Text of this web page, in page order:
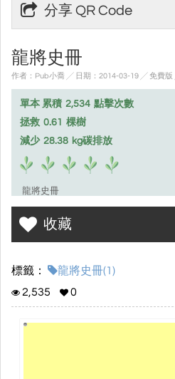
分享 QR Code
龍將史冊
作者：Pub小喬 ╱ 日期：2014-03-19 ╱ 免費版
單本 累積 2,534 點擊次數
拯救 0.61
棵樹
減少 28.38 kg碳排放
龍將史冊
收藏
標籤：
龍將史冊(1)
2,535
0